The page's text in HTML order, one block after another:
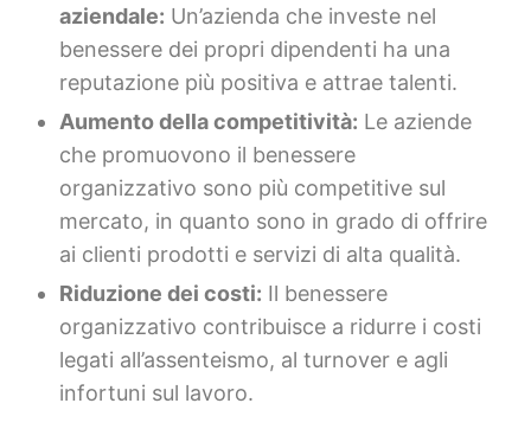
aziendale: Un’azienda che investe nel
benessere dei propri dipendenti ha una
reputazione più positiva e attrae talenti.
Aumento della competitività: Le aziende
che promuovono il benessere
organizzativo sono più competitive sul
mercato, in quanto sono in grado di offrire
ai clienti prodotti e servizi di alta qualità.
Riduzione dei costi: Il benessere
organizzativo contribuisce a ridurre i costi
legati all’assenteismo, al turnover e agli
infortuni sul lavoro.